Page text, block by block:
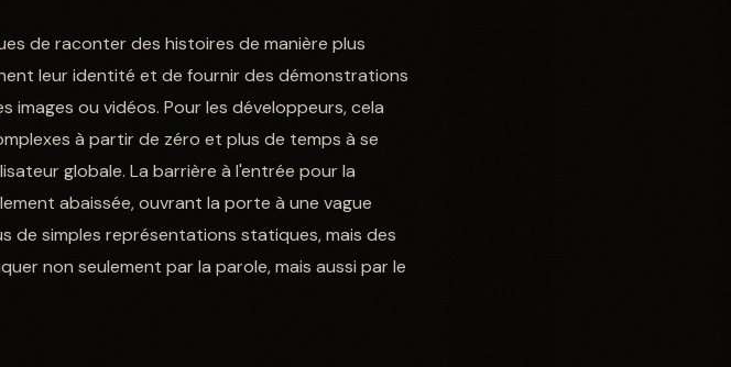
de raconter des histoires de manière plus
leur identité et de fournir des démonstrations
ou vidéos. Pour les développeurs, cela
à partir de zéro et plus de temps à se
globale. La barrière à l'entrée pour la
abaissée, ouvrant la porte à une vague
de simples représentations statiques, mais des
non seulement par la parole, mais aussi par le